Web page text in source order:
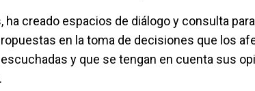
ha creado espacios de diálogo y consulta
en la toma de decisiones que los
y que se tengan en cuenta sus